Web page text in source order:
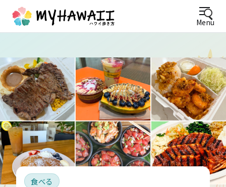
Menu
食べる